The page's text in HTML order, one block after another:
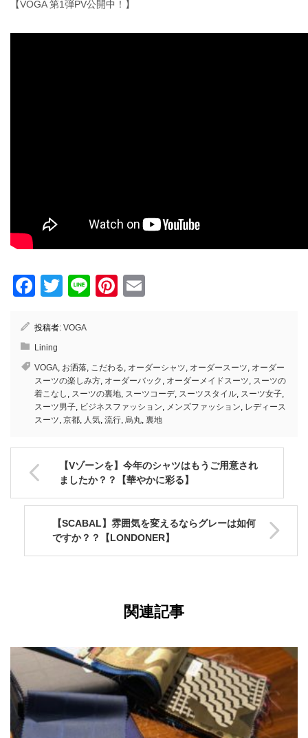
【VOGA 第1弾PV公開中！】
Facebook
Twitter
LinePinterest
投稿者: VOGA
Lining
VOGA, お洒落, こだわる, オーダーシャツ, オーダースーツ, オーダー
スーツの楽しみ方, オーダーバック , オーダーメイドスーツ, スーツの
着こなし , スーツの裏地, スーツコーデ, スーツスタイル, スーツ女子,
スーツ男子, ビジネスファッション, メンズファッション, レディース
スーツ, 京都, 人気, 流行, 烏丸, 裏地
【Vゾーンを】今年のシャツはもうご用意され
ましたか？？【華やかに彩る】
【SCABAL】雰囲気を変えるならグレーは如何
ですか？？【LONDONER】
関連記事